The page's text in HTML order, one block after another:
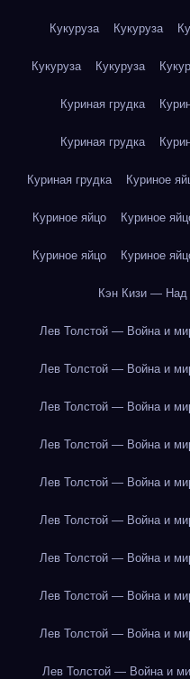
Кукуруза Кукуруза
Кукуруза Кукуруза
Куриная грудка
Куриная грудка
Куриная грудка Куриное
Куриное яйцо Куриное
Куриное яйцо Куриное
Кэн Кизи — Над
Лев Толстой — Война и
Лев Толстой — Война и
Лев Толстой — Война и
Лев Толстой — Война и
Лев Толстой — Война и
Лев Толстой — Война и
Лев Толстой — Война и
Лев Толстой — Война и
Лев Толстой — Война и
Лев Толстой — Война и